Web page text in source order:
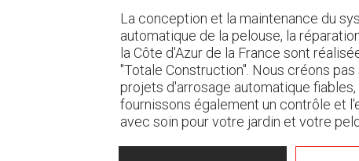
La conception et la maintenance du
automatique de la pelouse, la
la Côte d'Azur de la France sont
"Totale Construction". Nous créons
projets d'arrosage automatique fiables,
fournissons également un contrôle et
avec soin pour votre jardin et votre